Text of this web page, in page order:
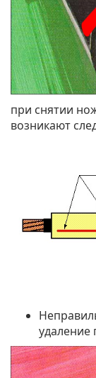
при снятии
возникают
удаление